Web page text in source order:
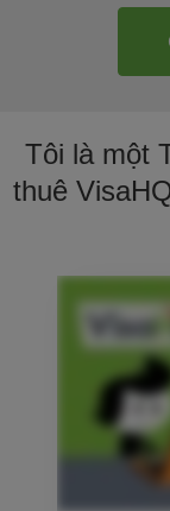
Tôi là một
thuê